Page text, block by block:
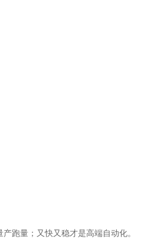
跑量；又快又稳才是高端自动化。